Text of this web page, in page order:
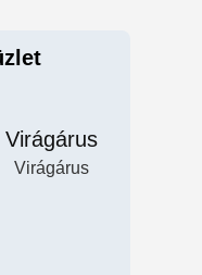
Virágárus
Virágárus